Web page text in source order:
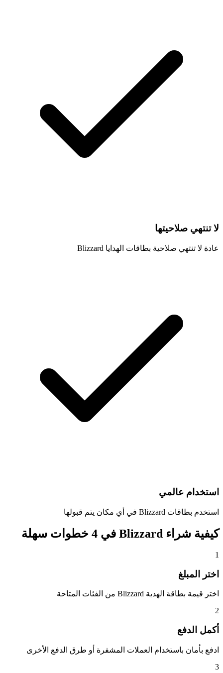
لا تنتهي صلاحيتها
عادة لا تنتهي صلاحية بطاقات الهدايا Blizzard
استخدام عالمي
استخدم بطاقات Blizzard في أي مكان يتم قبولها
كيفية شراء Blizzard في 4 خطوات سهلة
1
اختر المبلغ
اختر قيمة بطاقة الهدية Blizzard من الفئات المتاحة
2
أكمل الدفع
ادفع بأمان باستخدام العملات المشفرة أو طرق الدفع الأخرى
3